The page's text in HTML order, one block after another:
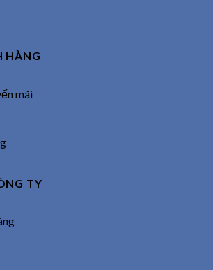
HÀNG
mãi
TY